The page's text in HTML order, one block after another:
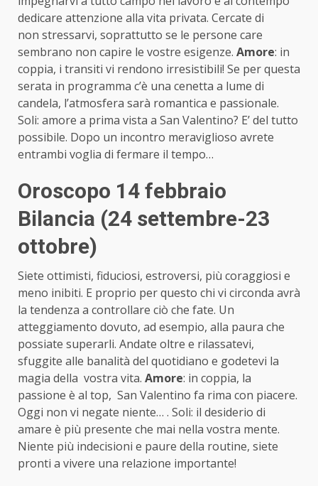
dedicare attenzione alla vita privata. Cercate di
non stressarvi, soprattutto se le persone care
sembrano non capire le vostre esigenze. Amore: in
coppia, i transiti vi rendono irresistibili! Se per questa
serata in programma c’è una cenetta a lume di
candela, l’atmosfera sarà romantica e passionale.
Soli: amore a prima vista a San Valentino? E’ del tutto
possibile. Dopo un incontro meraviglioso avrete
entrambi voglia di fermare il tempo…
Oroscopo 14 febbraio
Bilancia (24 settembre-23
ottobre)
Siete ottimisti, fiduciosi, estroversi, più coraggiosi e
meno inibiti. E proprio per questo chi vi circonda avrà
la tendenza a controllare ciò che fate. Un
atteggiamento dovuto, ad esempio, alla paura che
possiate superarli. Andate oltre e rilassatevi,
sfuggite alle banalità del quotidiano e godetevi la
magia della vostra vita. Amore: in coppia, la
passione è al top, San Valentino fa rima con piacere.
Oggi non vi negate niente… . Soli: il desiderio di
amare è più presente che mai nella vostra mente.
Niente più indecisioni e paure della routine, siete
pronti a vivere una relazione importante!